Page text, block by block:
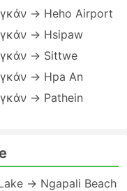
→ Heho Airport
→ Hsipaw
→ Sittwe
→ Hpa An
→ Pathein
→ Ngapali Beach